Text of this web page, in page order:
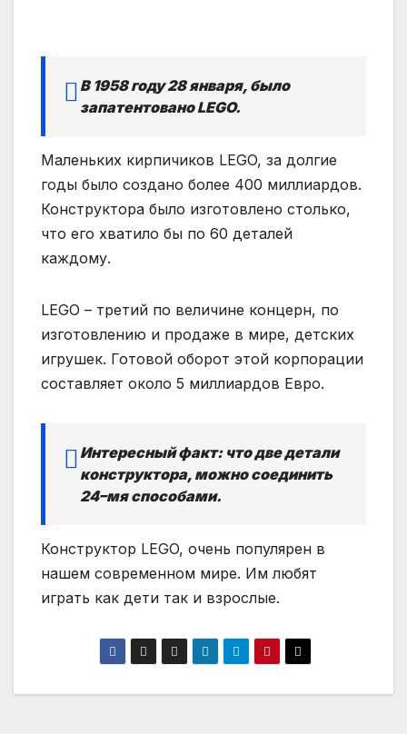
В 1958 году 28 января, было
запатентовано LEGO.
Маленьких кирпичиков LEGO, за долгие
годы было создано более 400 миллиардов.
Конструктора было изготовлено столько,
что его хватило бы по 60 деталей
каждому.
LEGO – третий по величине концерн, по
изготовлению и продаже в мире, детских
игрушек. Готовой оборот этой корпорации
составляет около 5 миллиардов Евро.
Интересный факт: что две детали
конструктора, можно соединить
24–мя способами.
Конструктор LEGO, очень популярен в
нашем современном мире. Им любят
играть как дети так и взрослые.